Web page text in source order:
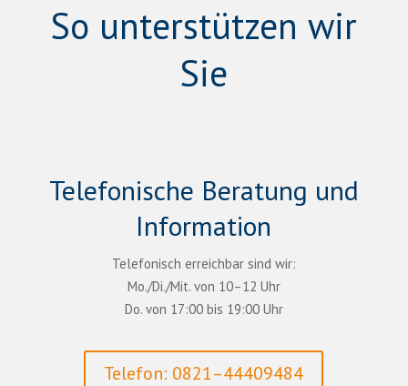
So unterstützen wir
Sie
Telefonische Beratung und
Information
Telefonisch erreichbar sind wir:
Mo./Di./Mit. von 10–12 Uhr
Do. von 17:00 bis 19:00 Uhr
Telefon: 0821–44409484